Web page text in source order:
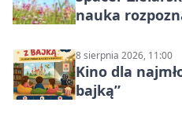
nauka
8 sierpnia 2026, 11:00
Kino dla
bajką”